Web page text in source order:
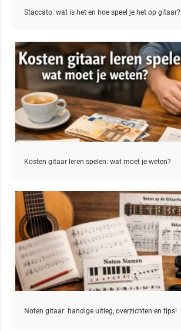
Staccato: wat is het en hoe speel je het op gitaar?
Kosten gitaar leren spelen: wat moet je weten?
Noten gitaar: handige uitleg, overzichten en tips!